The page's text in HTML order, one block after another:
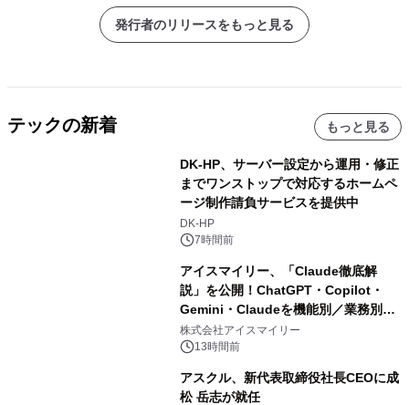
発行者のリリースをもっと見る
テックの新着 もっと見る
DK-HP、サーバー設定から運用・修正
までワンストップで対応するホームペ
ージ制作請負サービスを提供中
DK-HP
7時間前
アイスマイリー、「Claude徹底解
説」を公開！ChatGPT・Copilot・
Gemini・Claudeを機能別／業務別に
比較―自社に合う生成AIの選び方がわ
かる実践ガイド
株式会社アイスマイリー
13時間前
アスクル、新代表取締役社長CEOに成
松 岳志が就任